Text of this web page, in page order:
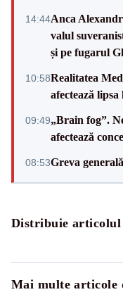
14:44Anca
valul
și pe fugarul
10:58Realitatea
afectează
09:49„Brain fog”.
afectează
08:53Greva
Distribuie articolul
Mai multe articole